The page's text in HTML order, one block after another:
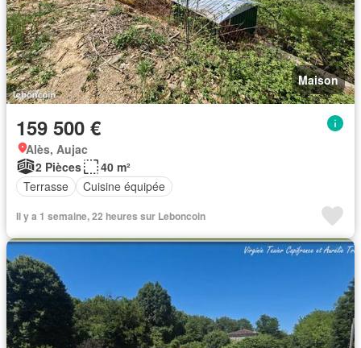
Maison
159 500 €
Alès, Aujac
2 Pièces
40 m²
Terrasse
Cuisine équipée
Il y a 1 semaine, 22 heures sur Leboncoin